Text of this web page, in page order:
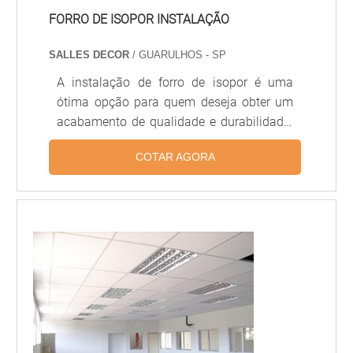
FORRO DE ISOPOR INSTALAÇÃO
SALLES DECOR/ GUARULHOS - SP
A instalação de forro de isopor é uma
ótima opção para quem deseja obter um
acabamento de qualidade e durabilidade.
O forro de isopor é resistente à umidade,
às intempéries e ao calor, além de ser leve
isopor é um material econômico, que
isso, a instalação de forro de isopor é uma
ótima opção para quem deseja obter um
acabamento de qualidade e durabilidade.
COTAR AGORA